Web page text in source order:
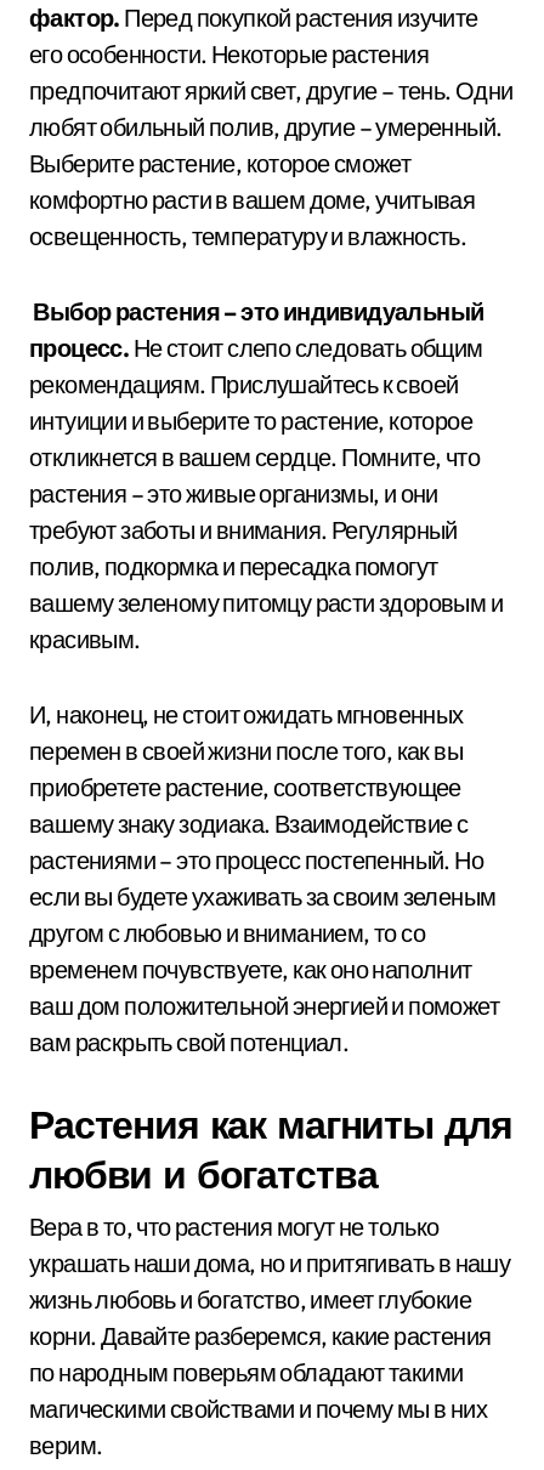
фактор. Перед покупкой растения изучите
его особенности. Некоторые растения
предпочитают яркий свет, другие – тень. Одни
любят обильный полив, другие – умеренный.
Выберите растение, которое сможет
комфортно расти в вашем доме, учитывая
освещенность, температуру и влажность.
Выбор растения – это индивидуальный
процесс. Не стоит слепо следовать общим
рекомендациям. Прислушайтесь к своей
интуиции и выберите то растение, которое
откликнется в вашем сердце. Помните, что
растения – это живые организмы, и они
требуют заботы и внимания. Регулярный
полив, подкормка и пересадка помогут
вашему зеленому питомцу расти здоровым и
красивым.
И, наконец, не стоит ожидать мгновенных
перемен в своей жизни после того, как вы
приобретете растение, соответствующее
вашему знаку зодиака. Взаимодействие с
растениями – это процесс постепенный. Но
если вы будете ухаживать за своим зеленым
другом с любовью и вниманием, то со
временем почувствуете, как оно наполнит
ваш дом положительной энергией и поможет
вам раскрыть свой потенциал.
Растения как магниты для
любви и богатства
Вера в то, что растения могут не только
украшать наши дома, но и притягивать в нашу
жизнь любовь и богатство, имеет глубокие
корни. Давайте разберемся, какие растения
по народным поверьям обладают такими
магическими свойствами и почему мы в них
верим.